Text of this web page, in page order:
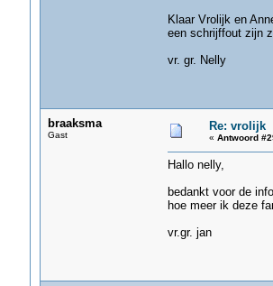
Klaar Vrolijk en
een schrijffout zijn
vr. gr. Nelly
braaksma
Gast
Re: vrolijk
« Antwoord
Hallo nelly,
bedankt voor de
hoe meer ik deze
vr.gr. jan